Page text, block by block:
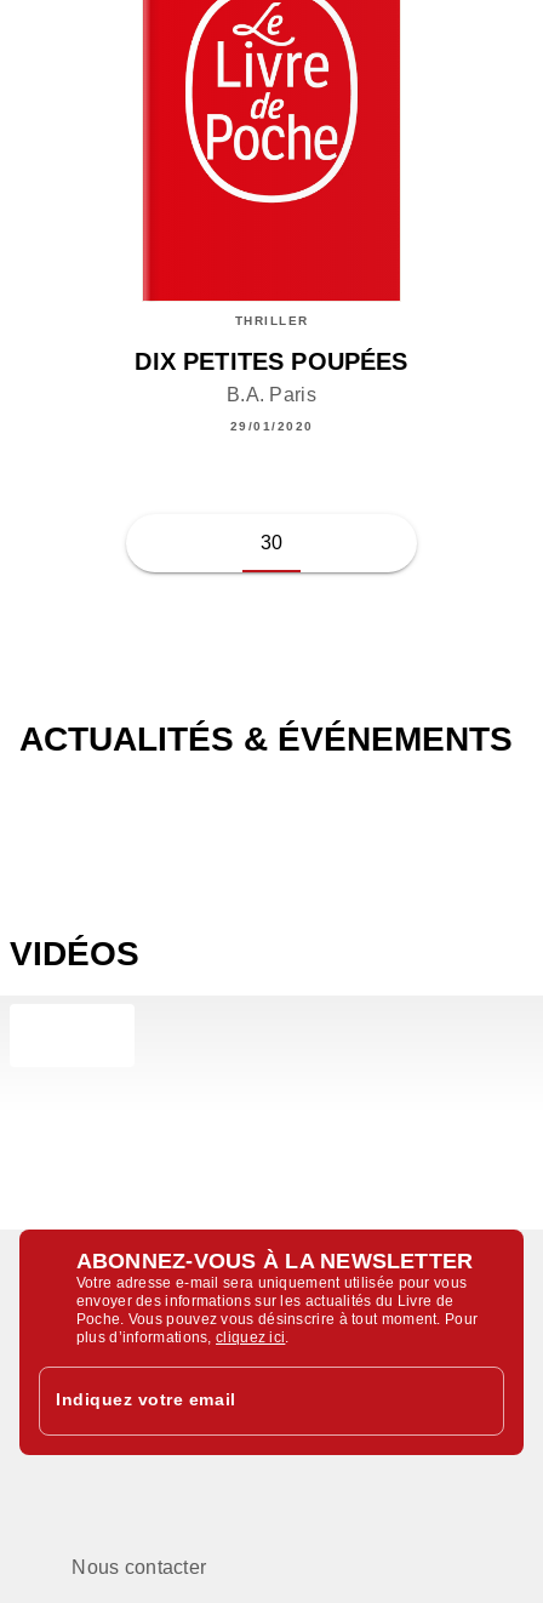
THRILLER
DIX PETITES POUPÉES
B.A. Paris
29/01/2020
30
ACTUALITÉS & ÉVÉNEMENTS
VIDÉOS
ABONNEZ-VOUS À LA NEWSLETTER
Votre adresse e-mail sera uniquement utilisée pour vous
envoyer des informations sur les actualités du Livre de
Poche. Vous pouvez vous désinscrire à tout moment. Pour
plus d’informations,cliquez ici
Indiquez votre email
Nous contacter